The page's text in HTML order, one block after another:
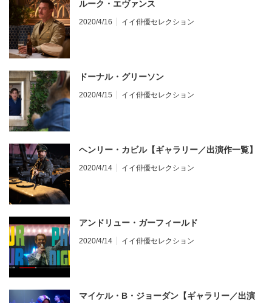
ルーク・エヴァンス
2020/4/16 イイ俳優セレクション
ドーナル・グリーソン
2020/4/15 イイ俳優セレクション
ヘンリー・カビル【ギャラリー／出演作一覧】
2020/4/14 イイ俳優セレクション
アンドリュー・ガーフィールド
2020/4/14 イイ俳優セレクション
マイケル・B・ジョーダン【ギャラリー／出演